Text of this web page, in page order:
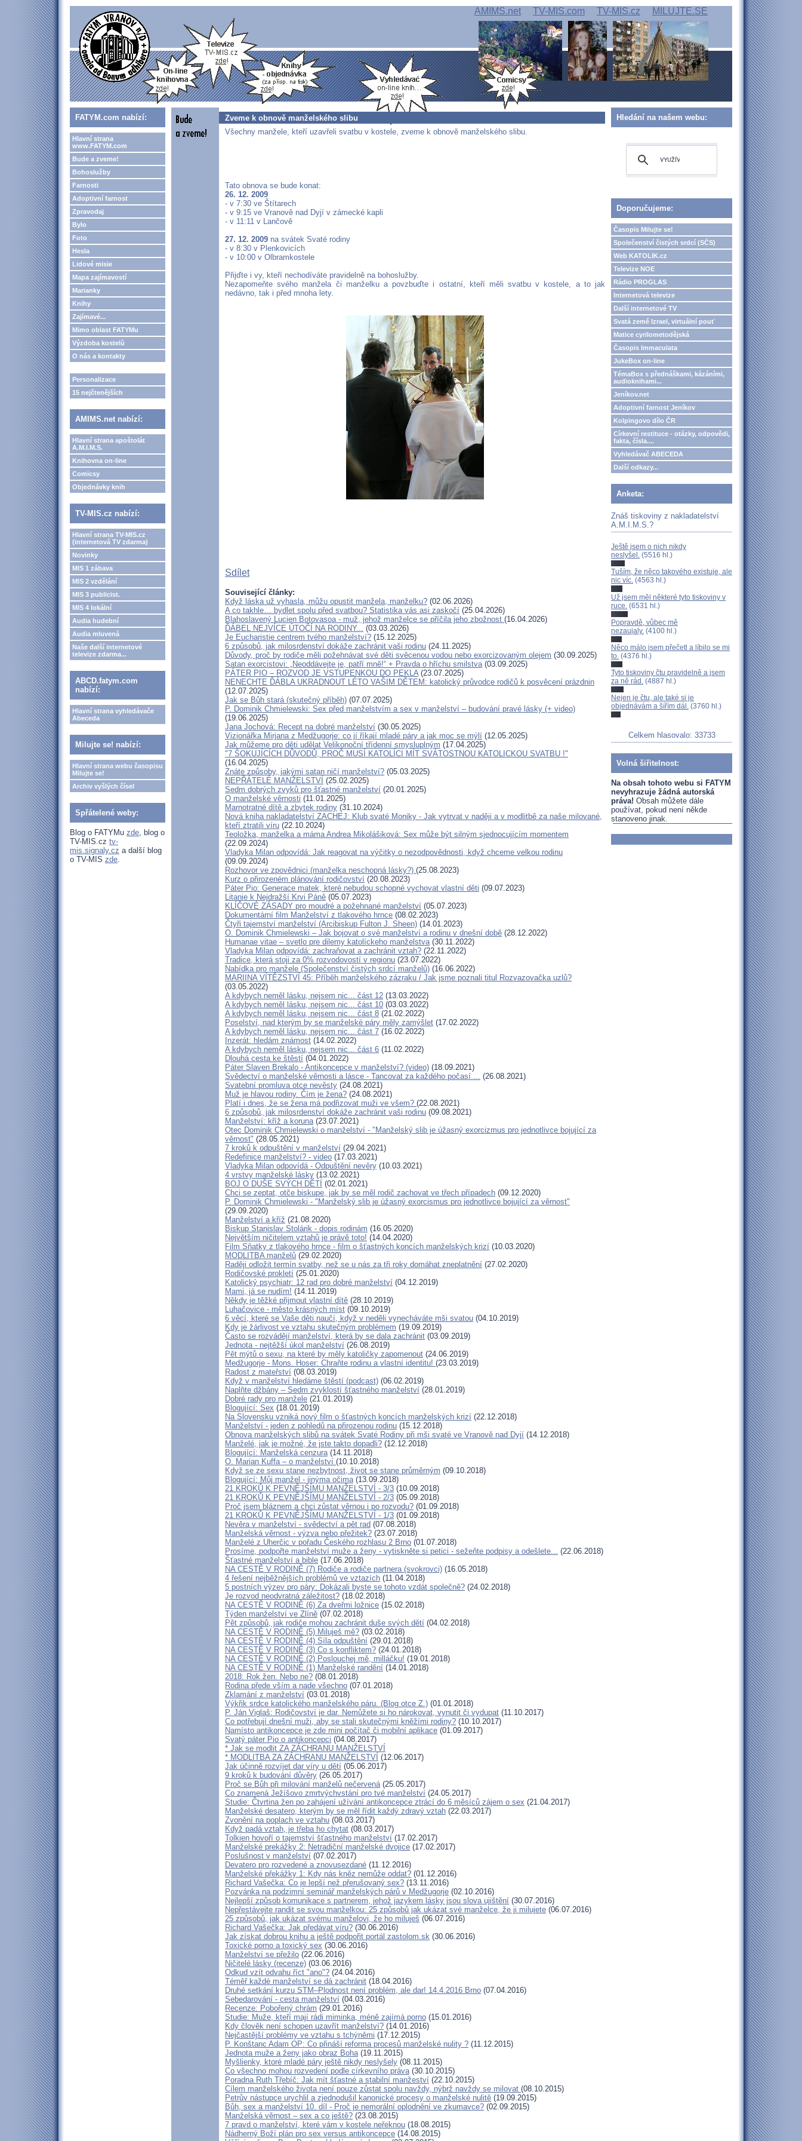
AMIMS.net TV-MIS.com TV-MIS.cz MILUJTE.SE
FATYM.com nabízí:
Hlavní strana
www.FATYM.com
Bude a zveme!
Bohoslužby
Farnosti
Adoptivní farnost
Zpravodaj
Bylo
Foto
Hesla
Lidové misie
Mapa zajímavostí
Marianky
Knihy
Zajímavé...
Mimo oblast FATYMu
Výzdoba kostelů
O nás a kontakty
Personalizace
15 nejčtenějších
AMIMS.net nabízí:
Hlavní strana apoštolát
A.M.I.M.S.
Knihovna on-line
Comicsy
Objednávky knih
TV-MIS.cz nabízí:
Hlavní strana TV-MIS.cz
(internetová TV zdarma)
Novinky
MIS 1 zábava
MIS 2 vzdělání
MIS 3 publicist.
MIS 4 lokální
Audia hudební
Audia mluvená
Naše další internetové
televize zdarma...
ABCD.fatym.com
nabízí:
Hlavní strana vyhledávače
Abeceda
Milujte se! nabízí:
Hlavní strana webu časopisu
Milujte se!
Archiv vyšlých čísel
Spřátelené weby:
Blog o FATYMu zde, blog o
TV-MIS.cz tv-
mis.signaly.cz a další blog
o TV-MIS zde.
Zveme k obnově manželského slibu
Všechny manžele, kteří uzavřeli svatbu v kostele, zveme k obnově manželského slibu.
Tato obnova se bude konat:
26. 12. 2009
- v 7:30 ve Štítarech
- v 9:15 ve Vranově nad Dyjí v zámecké kapli
- v 11:11 v Lančově
27. 12. 2009 na svátek Svaté rodiny
- v 8:30 v Plenkovicích
- v 10:00 v Olbramkostele
Přijďte i vy, kteří nechodíváte pravidelně na bohoslužby.
Nezapomeňte svého manžela či manželku a povzbuďte i ostatní, kteří měli svatbu v kostele, a to jak
nedávno, tak i před mnoha lety.
Sdílet
Související články:
Když láska už vyhasla, můžu opustit manžela, manželku? (02.06.2026)
A co takhle… bydlet spolu před svatbou? Statistika vás asi zaskočí (25.04.2026)
Blahoslavený Lucien Botovasoa - muž, jehož manželce se příčila jeho zbožnost (16.04.2026)
ĎÁBEL NEJVÍCE ÚTOČÍ NA RODINY... (03.03.2026)
Je Eucharistie centrem tvého manželství? (15.12.2025)
6 způsobů, jak milosrdenství dokáže zachránit vaši rodinu (24.11.2025)
Důvody, proč by rodiče měli požehnávat své děti svěcenou vodou nebo exorcizovaným olejem (30.09.2025)
Satan exorcistovi: „Neoddávejte je, patří mně!“ + Pravda o hříchu smilstva(03.09.2025)
PÁTER PIO – ROZVOD JE VSTUPENKOU DO PEKLA(23.07.2025)
NENECHTE ĎÁBLA UKRADNOUT LÉTO VAŠIM DĚTEM: katolický průvodce rodičů k posvěcení prázdnin
(12.07.2025)
Jak se Bůh stará (skutečný příběh) (07.07.2025)
P. Dominik Chmielewski: Sex před manželstvím a sex v manželství – budování pravé lásky (+ video)
(19.06.2025)
Jana Jochová: Recept na dobré manželství (30.05.2025)
Vizionářka Mirjana z Medžugorje: co jí říkají mladé páry a jak moc se mýlí (12.05.2025)
Jak můžeme pro děti udělat Velikonoční třídenní smysluplným (17.04.2025)
"7 ŠOKUJÍCÍCH DŮVODŮ, PROČ MUSÍ KATOLÍCI MÍT SVÁTOSTNOU KATOLICKOU SVATBU !"
(16.04.2025)
Znáte způsoby, jakými satan ničí manželství? (05.03.2025)
NEPŘÁTELÉ MANŽELSTVÍ (25.02.2025)
Sedm dobrých zvyků pro šťastné manželství (20.01.2025)
O manželské věrnosti (11.01.2025)
Marnotratné dítě a zbytek rodiny (31.10.2024)
Nová kniha nakladatelství ZACHEJ: Klub svaté Moniky - Jak vytrvat v naději a v modlitbě za naše milované,
kteří ztratili víru (22.10.2024)
Teoložka, manželka a máma Andrea Mikolášiková: Sex může být silným sjednocujícím momentem
(22.09.2024)
Vladyka Milan odpovídá: Jak reagovat na výčitky o nezodpovědnosti, když chceme velkou rodinu
(09.09.2024)
Rozhovor ve zpovědnici (manželka neschopná lásky?) (25.08.2023)
Kurz o přirozeném plánování rodičovství (20.08.2023)
Páter Pio: Generace matek, které nebudou schopné vychovat vlastní děti (09.07.2023)
Litanie k Nejdražší Krvi Páně (05.07.2023)
KLÍČOVÉ ZÁSADY pro moudré a požehnané manželství (05.07.2023)
Dokumentární film Manželství z tlakového hrnce (08.02.2023)
Čtyři tajemství manželství (Arcibiskup Fulton J. Sheen) (14.01.2023)
O. Dominik Chmielewski – Jak bojovat o své manželství a rodinu v dnešní době (28.12.2022)
Humanae vitae – svetlo pre dilemy katolíckeho manželstva(30.11.2022)
Vladyka Milan odpovídá: zachraňovat a zachránit vztah? (22.11.2022)
Tradice, která stoji za 0% rozvodovostí v regionu (23.07.2022)
Nabídka pro manžele (Společenství čistých srdcí manželů) (16.06.2022)
MARIINA VÍTĚZSTVÍ 45: Příběh manželského zázraku / Jak jsme poznali titul Rozvazovačka uzlů?
(03.05.2022)
A kdybych neměl lásku, nejsem nic... část 12 (13.03.2022)
A kdybych neměl lásku, nejsem nic... část 10 (03.03.2022)
A kdybych neměl lásku, nejsem nic... část 8 (21.02.2022)
Poselství, nad kterým by se manželské páry měly zamýšlet (17.02.2022)
A kdybych neměl lásku, nejsem nic... část 7 (16.02.2022)
Inzerát: hledám známost (14.02.2022)
A kdybych neměl lásku, nejsem nic... část 6 (11.02.2022)
Dlouhá cesta ke štěstí (04.01.2022)
Páter Slaven Brekalo - Antikoncepce v manželství? (video) (18.09.2021)
Svědectví o manželské věrnosti a lásce - Tancovat za každého počasí ... (26.08.2021)
Svatební promluva otce nevěsty (24.08.2021)
Muž je hlavou rodiny. Čím je žena? (24.08.2021)
Platí i dnes, že se žena má podřizovat muži ve všem? (22.08.2021)
6 způsobů, jak milosrdenství dokáže zachránit vaši rodinu (09.08.2021)
Manželství: kříž a koruna(23.07.2021)
Otec Dominik Chmielewski o manželství - "Manželský slib je úžasný exorcizmus pro jednotlivce bojující za
věrnost" (28.05.2021)
7 kroků k odpuštění v manželství (29.04.2021)
Redefinice manželství? - video (17.03.2021)
Vladyka Milan odpovídá - Odpuštění nevěry (10.03.2021)
4 vrstvy manželské lásky (13.02.2021)
BOJ O DUŠE SVÝCH DĚTÍ (02.01.2021)
Chci se zeptat, otče biskupe, jak by se měl rodič zachovat ve třech případech (09.12.2020)
P. Dominik Chmielewski - "Manželský slib je úžasný exorcismus pro jednotlivce bojující za věrnost"
(29.09.2020)
Manželství a kříž (21.08.2020)
Biskup Stanislav Stolárik - dopis rodinám (16.05.2020)
Největším ničitelem vztahů je právě toto! (14.04.2020)
Film Sňatky z tlakového hrnce - film o šťastných koncích manželských krizí (10.03.2020)
MODLITBA manželů (29.02.2020)
Raději odložit termín svatby, než se u nás za tři roky domáhat zneplatnění (27.02.2020)
Rodičovské prokletí (25.01.2020)
Katolický psychiatr: 12 rad pro dobré manželství (04.12.2019)
Mami, já se nudím! (14.11.2019)
Někdy je těžké přijmout vlastní dítě (28.10.2019)
Luhačovice - město krásných míst (09.10.2019)
6 věcí, které se Vaše děti naučí, když v neděli vynecháváte mši svatou (04.10.2019)
Kdy je žárlivost ve vztahu skutečným problémem (19.09.2019)
Často se rozvádějí manželství, která by se dala zachránit (03.09.2019)
Jednota - nejtěžší úkol manželství (26.08.2019)
Pět mýtů o sexu, na které by měly katoličky zapomenout (24.06.2019)
Medžugorje - Mons. Hoser: Chraňte rodinu a vlastní identitu! (23.03.2019)
Radost z mateřství (08.03.2019)
Když v manželství hledáme štěstí (podcast) (06.02.2019)
Naplňte džbány – Sedm zvyklostí šťastného manželství (28.01.2019)
Dobré rady pro manžele (21.01.2019)
Blogující: Sex (18.01.2019)
Na Slovensku vzniká nový film o šťastných koncích manželských krizí (22.12.2018)
Manželství - jeden z pohledů na přirozenou rodinu (15.12.2018)
Obnova manželských slibů na svátek Svaté Rodiny při mši svaté ve Vranově nad Dyjí (14.12.2018)
Manželé, jak je možné, že jste takto dopadli? (12.12.2018)
Blogující: Manželská cenzura(14.11.2018)
O. Marian Kuffa – o manželství (10.10.2018)
Když se ze sexu stane nezbytnost, život se stane průměrným (09.10.2018)
Blogující: Můj manžel - jinýma očima(13.09.2018)
21 KROKŮ K PEVNĚJŠÍMU MANŽELSTVÍ - 3/3 (10.09.2018)
21 KROKŮ K PEVNĚJŠÍMU MANŽELSTVÍ - 2/3 (05.09.2018)
Proč jsem bláznem a chci zůstat věrnou i po rozvodu? (01.09.2018)
21 KROKŮ K PEVNĚJŠÍMU MANŽELSTVÍ - 1/3 (01.09.2018)
Nevěra v manželství - svědectví a pět rad (07.08.2018)
Manželská věrnost - výzva nebo přežitek? (23.07.2018)
Manželé z Uherčic v pořadu Českého rozhlasu 2 Brno (01.07.2018)
Prosíme, podpořte manželství muže a ženy - vytiskněte si petici - sežeňte podpisy a odešlete... (22.06.2018)
Šťastné manželství a bible (17.06.2018)
NA CESTĚ V RODINĚ (7) Rodiče a rodiče partnera (svokrovci) (16.05.2018)
4 řešení nejběžnějších problémů ve vztazích (11.04.2018)
5 postních výzev pro páry: Dokázali byste se tohoto vzdát společně? (24.02.2018)
Je rozvod neodvratná záležitost? (18.02.2018)
NA CESTĚ V RODINĚ (6) Za dveřmi ložnice (15.02.2018)
Týden manželství ve Zlíně (07.02.2018)
Pět způsobů, jak rodiče mohou zachránit duše svých dětí (04.02.2018)
NA CESTĚ V RODINĚ (5) Miluješ mě? (03.02.2018)
NA CESTĚ V RODINĚ (4) Síla odpuštění (29.01.2018)
NA CESTĚ V RODINĚ (3) Co s konfliktem? (24.01.2018)
NA CESTĚ V RODINĚ (2) Poslouchej mě, milláčku! (19.01.2018)
NA CESTĚ V RODINĚ (1) Manželské randění (14.01.2018)
2018: Rok žen. Nebo ne? (08.01.2018)
Rodina přede vším a nade všechno (07.01.2018)
Zklamání z manželství (03.01.2018)
Výkřik srdce katolického manželského páru. (Blog otce Z.) (01.01.2018)
P. Ján Viglaš: Rodičovství je dar. Nemůžete si ho nárokovat, vynutit či vydupat (11.10.2017)
Co potřebují dnešní muži, aby se stali skutečnými kněžími rodiny? (10.10.2017)
Namísto antikoncepce je zde mini počítač či mobilní aplikace (01.09.2017)
Svatý páter Pio o antikoncepci (04.08.2017)
* Jak se modlit ZA ZÁCHRANU MANŽELSTVÍ
* MODLITBA ZA ZÁCHRANU MANŽELSTVÍ (12.06.2017)
Jak účinně rozvíjet dar víry u dětí (05.06.2017)
9 kroků k budování důvěry (26.05.2017)
Proč se Bůh při milování manželů nečervená(25.05.2017)
Co znamená Ježíšovo zmrtvýchvstání pro tvé manželství (24.05.2017)
Studie: Čtvrtina žen po zahájení užívání antikoncepce ztrácí do 6 měsíců zájem o sex (21.04.2017)
Manželské desatero, kterým by se měl řídit každý zdravý vztah (22.03.2017)
Zvonění na poplach ve vztahu (08.03.2017)
Když padá vztah, je třeba ho chytat (08.03.2017)
Tolkien hovoří o tajemství šťastného manželství (17.02.2017)
Manželské prekážky 2: Netradiční manželské dvojice (17.02.2017)
Poslušnost v manželství (07.02.2017)
Devatero pro rozvedené a znovusezdané (11.12.2016)
Manželské překážky 1: Kdy nás kněz nemůže oddat? (01.12.2016)
Richard Vašečka: Co je lepší než přerušovaný sex? (13.11.2016)
Pozvánka na podzimní seminář manželských párů v Medžugorje (02.10.2016)
Nejlepší způsob komunikace s partnerem, jehož jazykem lásky jsou slova ujištění (30.07.2016)
Nepřestávejte randit se svou manželkou: 25 způsobů jak ukázat své manželce, že ji milujete (06.07.2016)
25 způsobů, jak ukázat svému manželovi, že ho miluješ (06.07.2016)
Richard Vašečka: Jak předávat víru? (30.06.2016)
Jak získat dobrou knihu a ještě podpořit portál zastolom.sk (30.06.2016)
Toxické porno a toxický sex (30.06.2016)
Manželství se přežilo (22.06.2016)
Ničitelé lásky (recenze) (03.06.2016)
Odkud vzít odvahu říct "ano"? (24.04.2016)
Téměř každé manželství se dá zachránit (18.04.2016)
Druhé setkání kurzu STM–Plodnost není problém, ale dar! 14.4.2016 Brno (07.04.2016)
Sebedarování - cesta manželství (04.03.2016)
Recenze: Pobořený chrám (29.01.2016)
Studie: Muže, kteří mají rádi miminka, méně zajímá porno (15.01.2016)
Kdy člověk není schopen uzavřít manželství? (14.01.2016)
Nejčastější problémy ve vztahu s tchýněmi (17.12.2015)
P. Konštanc Adam OP: Co přináší reforma procesů manželské nulity ? (11.12.2015)
Jednota muže a ženy jako obraz Boha(19.11.2015)
Myšlienky, ktoré mladé páry ještě nikdy neslyšely (08.11.2015)
Co všechno mohou rozvedení podle církevního práva(30.10.2015)
Poradna Ruth Třebíč: Jak mít šťastné a stabilní manžeství (22.10.2015)
Cílem manželského života není pouze zůstat spolu navždy, nýbrž navždy se milovat (08.10.2015)
Petrův nástupce urychlil a zjednodušil kanonické procesy o manželské nulitě (19.09.2015)
Bůh, sex a manželství 10. díl - Proč je nemorální oplodnění ve zkumavce? (02.09.2015)
Manželská věrnost – sex a co ještě? (23.08.2015)
7 pravd o manželství, které vám v kostele neřeknou (18.08.2015)
Nádherný Boží plán pro sex versus antikoncepce (14.08.2015)
Hledání na našem webu:
Doporučujeme:
Časopis Milujte se!
Společenství čistých srdcí (SČS)
Web KATOLIK.cz
Televize NOE
Rádio PROGLAS
Internetová televize
Další internetové TV
Svatá země Izrael, virtuální pouť
Matice cyrilometodějská
Časopis Immaculata
JukeBox on-line
TémaBox s přednáškami, kázáními,
audioknihami...
Jeníkov.net
Adoptivní farnost Jeníkov
Kolpingovo dílo ČR
Církevní restituce - otázky, odpovědi,
fakta, čísla....
Vyhledávač ABECEDA
Další odkazy...
Anketa:
Znáš tiskoviny z nakladatelství
A.M.I.M.S.?
Ještě jsem o nich nikdy
neslyšel. (5516 hl.)
Tuším, že něco takového existuje, ale
nic víc. (4563 hl.)
Už jsem měl některé tyto tiskoviny v
ruce. (6531 hl.)
Popravdě, vůbec mě
nezaujaly. (4100 hl.)
Něco málo jsem přečetl a líbilo se mi
to. (4376 hl.)
Tyto tiskoviny čtu pravidelně a jsem
za ně rád. (4887 hl.)
Nejen je čtu, ale také si je
objednávám a šířím dál. (3760 hl.)
Celkem hlasovalo: 33733
Volná šiřitelnost:
Na obsah tohoto webu si FATYM
nevyhrazuje žádná autorská
práva! Obsah můžete dále
používat, pokud není někde
stanoveno jinak.